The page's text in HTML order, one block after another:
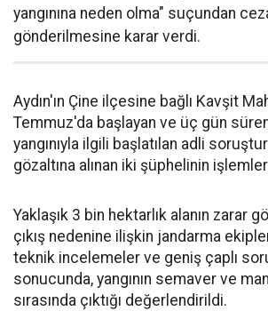
yangınına neden olma" suçundan
gönderilmesine karar verdi.
Aydın'ın Çine ilçesine bağlı Kavşit
Temmuz'da başlayan ve üç gün
yangınıyla ilgili başlatılan adli
gözaltına alınan iki şüphelinin
Yaklaşık 3 bin hektarlık alanın zarar
çıkış nedenine ilişkin jandarma
teknik incelemeler ve geniş çaplı
sonucunda, yangının semaver ve
sırasında çıktığı değerlendirildi.